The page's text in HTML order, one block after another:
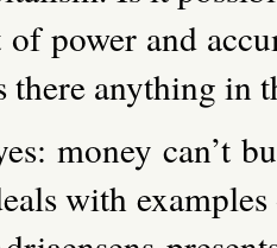
power and
there anything in
money can’t
with